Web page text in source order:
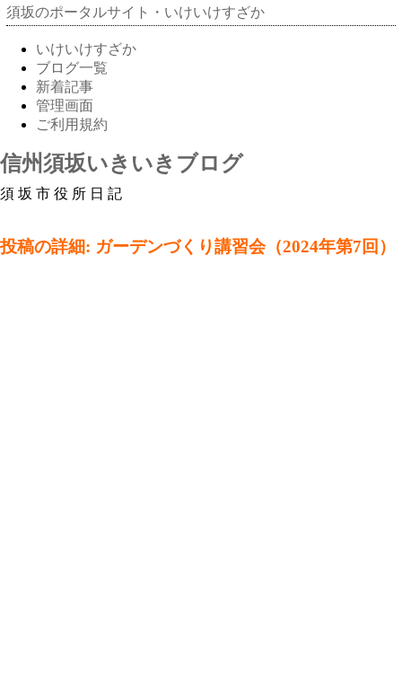
須坂のポータルサイト・いけいけすざか
いけいけすざか
ブログ一覧
新着記事
管理画面
ご利用規約
信州須坂いきいきブログ
須坂市役所日記
投稿の詳細: ガーデンづくり講習会（2024年第7回）